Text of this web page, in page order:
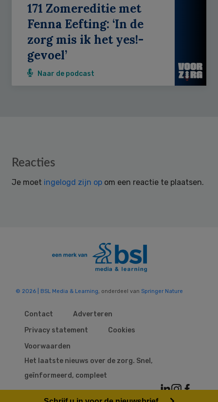
171 Zomereditie met
Fenna Eefting: ‘In de
zorg mis ik het yes!-
gevoel’
Naar de podcast
Reader
Reacties
Je moet ingelogd zijn op om een reactie te plaatsen.
© 2026 | BSL Media & Learning, onderdeel van Springer Nature
Contact
Adverteren
Privacy statement
Cookies
Voorwaarden
Het laatste nieuws over de zorg. Snel,
geïnformeerd, compleet